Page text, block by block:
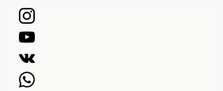
Перейти
содержимому